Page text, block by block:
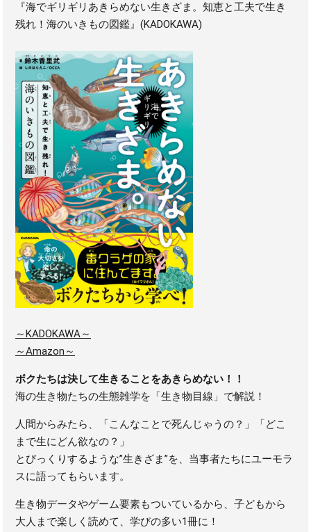
『海でギリギリあきらめない生きざま。知恵と工夫で生き
残れ！海のいきもの図鑑』(KADOKAWA)
～KADOKAWA～
～Amazon～
ボクたちは決して生きることをあきらめない！！
海の生き物たちの生態雑学を「生き物目線」で解説！
人間からみたら、「こんなことで死んじゃうの？」「どこ
まで生にどん欲なの？」
とびっくりするような”生きざま”を、当事者たちにユーモラ
スに語ってもらいます。
生き物データやゲーム要素もついているから、子どもから
大人まで楽しく読めて、学びの多い1冊に！